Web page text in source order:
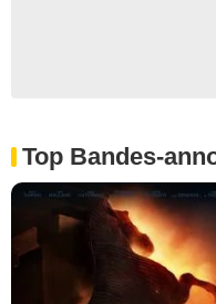
Top Bandes-